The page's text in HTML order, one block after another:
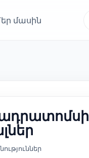
մասին